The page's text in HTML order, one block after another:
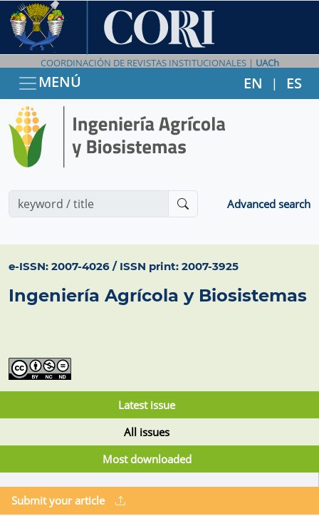
COORDINACIÓN DE REVISTAS INSTITUCIONALES | UACh
MENÚ EN | ES
Advanced search
e-ISSN: 2007-4026 / ISSN print: 2007-3925
Ingeniería Agrícola y Biosistemas
Latest issue
All issues
Most downloaded
Submit your article